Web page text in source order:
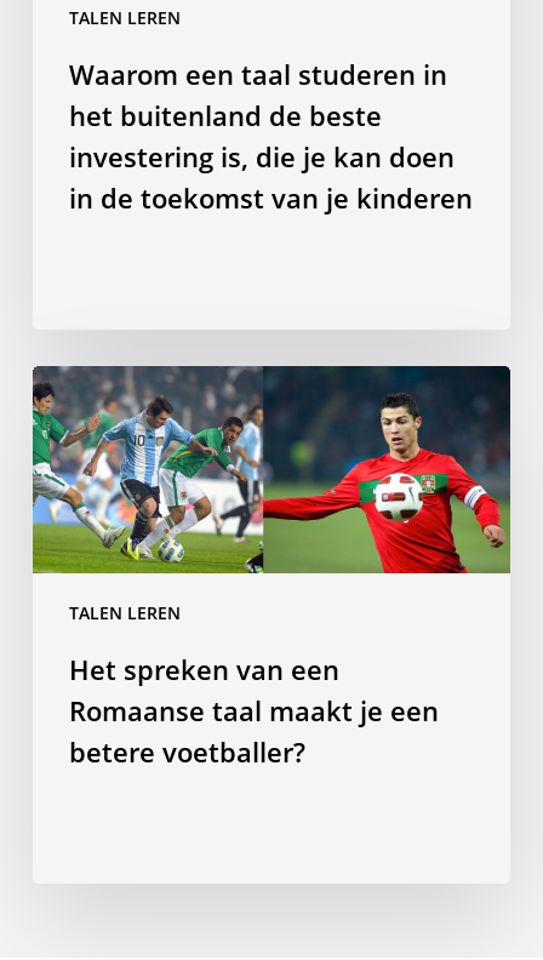
TALEN LEREN
toekomst
Waarom een taal studeren in
het buitenland de beste
investering is, die je kan doen
in de toekomst van je kinderen
TALEN LEREN
Het
spreken
van
een
Romaanse
taal
maakt
betereHet spreken van een
Romaanse taal maakt je een
betere voetballer?